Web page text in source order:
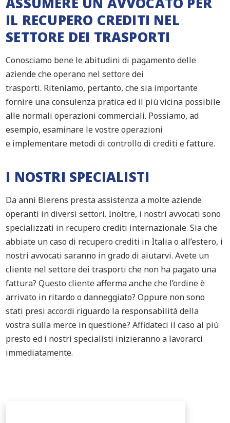
IL RECUPERO CREDITI NEL
SETTORE DEI TRASPORTI
Conosciamo bene le abitudini di pagamento delle
aziende che operano nel settoredei
trasporti. Riteniamo, pertanto, che sia importante
fornire una consulenza pratica ed il più vicina possibile
alle normali operazioni commerciali. Possiamo, ad
esempio, esaminare le vostre operazioni
e implementare metodi dicontrollo di crediti e fatture.
I NOSTRI SPECIALISTI
Da anni Bierens presta assistenza a molte aziende
operanti in diversi settori. Inoltre, i nostri avvocati sono
specializzati in recupero crediti internazionale. Sia che
abbiate un caso di recupero crediti in Italia o all’estero, i
nostri avvocati saranno in grado di aiutarvi. Avete un
cliente nel settoredei trasporti che non ha pagato una
fattura?Questo cliente afferma anche che l’ordine è
arrivato in ritardo o danneggiato? Oppure non sono
stati presi accordi riguardo la responsabilità della
vostra sulla merce in questione?Affidateci il caso al più
presto ed i nostri specialisti inizieranno a lavorarci
immediatamente.